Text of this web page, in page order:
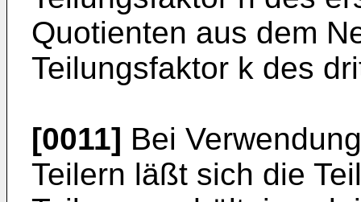
Quotienten aus dem
Teilungsfaktor k des
[0011] Bei
Teilern läßt sich die